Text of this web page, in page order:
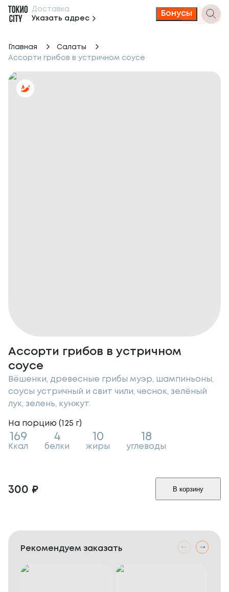
Доставка
Указать адрес
Бонусы
Главная
Салаты
Ассорти грибов в устричном соусе
Ассорти грибов в устричном
соусе
Вёшенки, древесные грибы муэр, шампиньоны,
соусы устричный и свит чили, чеснок, зелёный
лук, зелень, кунжут.
На порцию (125 г)
169
Ккал
4
белки
10
жиры
18
углеводы
300 ₽ В корзину
Рекомендуем заказать